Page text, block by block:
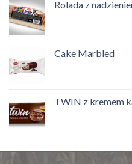
Rolada z
Cake Marbled
TWIN z kremem